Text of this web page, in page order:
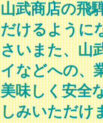
山武商店の飛
だけるように
さいまた、山
イなどへの、
美味しく安全
しみいただけ